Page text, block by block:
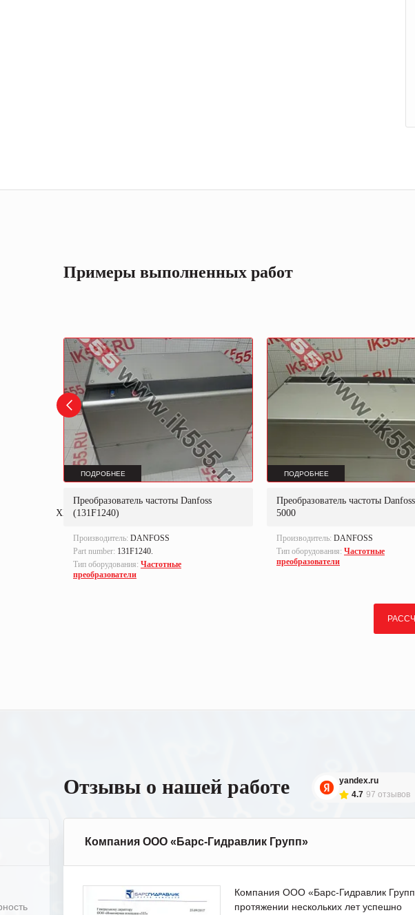
Примеры выполненных работ
ПОДРОБНЕЕ
Преобразователь частоты Danfoss
(131F1240)
Производитель: DANFOSS
Part number: 131F1240.
Тип оборудования: Частотные
преобразователи
ПОДРОБНЕЕ
Преобразователь частоты
5000
Производитель: DANFOSS
Тип оборудования: Частотные
преобразователи
Отзывы о нашей работе
yandex.ru
4.7 97 отзывов
Компания ООО «Барс-Гидравлик Групп»
Компания ООО «Барс-Гидравлик
протяжении нескольких лет успешно